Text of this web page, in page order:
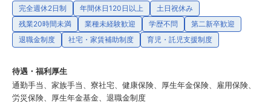
完全週休2日制 年間休日120日以上
土日祝休み
残業20時間未満
業種未経験歓迎 学歴不問
第二新卒歓迎
退職金制度
社宅・家賃補助制度 育児・託児支援制度
待遇・福利厚生
通勤手当、家族手当、寮社宅、健康保険、厚生年金保険、雇用保険、
労災保険、厚生年金基金、退職金制度